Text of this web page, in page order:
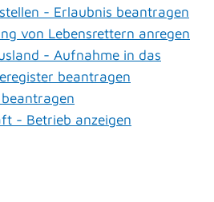
- Erlaubnis beantragen
von Lebensrettern anregen
- Aufnahme in das
beantragen
- Betrieb anzeigen